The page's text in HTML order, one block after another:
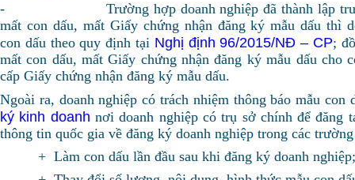
- Trường hợp doanh nghiệp đã thành lập trước
mất con dấu, mất Giấy chứng nhận đăng ký mẫu dấu thì
con dấu theo quy định tại Nghị định 96/2015/NĐ – CP;
mất con dấu, mất Giấy chứng nhận đăng ký mẫu dấu cho
cấp Giấy chứng nhận đăng ký mẫu dấu.
Ngoài ra, doanh nghiệp có trách nhiệm thông báo mẫu
ký kinh doanh nơi doanh nghiệp có trụ sở chính để đăng
thông tin quốc gia về đăng ký doanh nghiệp trong các
+ Làm con dấu lần đầu sau khi đăng ký doanh nghiệp;